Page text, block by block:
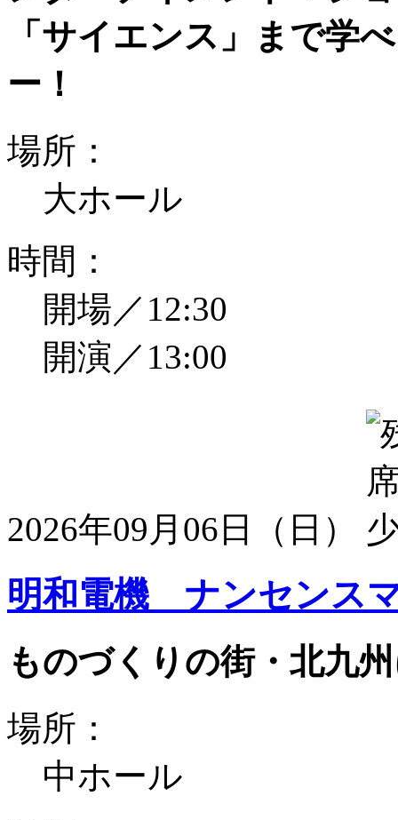
「サイエンス」まで学
ー！
場所：
大ホール
時間：
開場／12:30
開演／13:00
2026年09月06日（日）
明和電機 ナンセンス
ものづくりの街・北九
場所：
中ホール